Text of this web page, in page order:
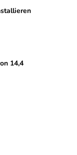
14,4